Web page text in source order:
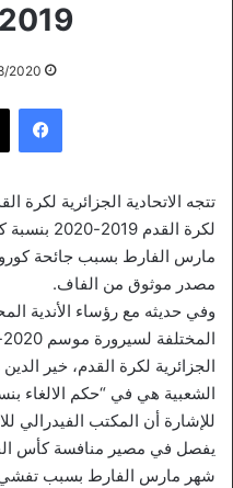
2019-2020
2020
تتجه الاتحادية الجزائرية لكرة
لكرة
مارس الفارط بسبب جائحة
مصدر موثوق من الفاف.
وفي حديثه مع رؤساء الأندية
الجزائرية لكرة القدم، خير
الشعبية هي في “حكم الالغاء بنسبة 99%”، حسب المصدر
للإشارة أن المكتب الفيدرالي
شهر مارس الفارط بسبب تفشي